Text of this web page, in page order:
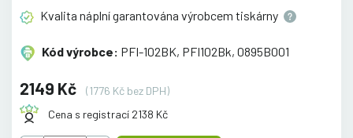
Kvalita náplní garantována výrobcem tiskárny
Kód výrobce: PFI-102BK, PFI102Bk, 0895B001
2149 Kč
(1776 Kč bez DPH)
Cena s registrací 2138 Kč